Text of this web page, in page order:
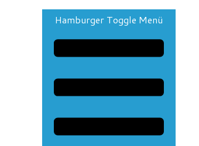
Hamburger Toggle Menü